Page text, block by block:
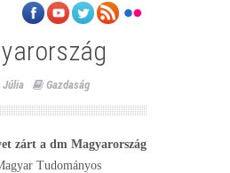
Júlia Gazdaság
zárt a dm Magyarország
Tudományos